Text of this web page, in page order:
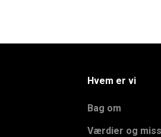
Hvem er vi
Bag om
Værdier og